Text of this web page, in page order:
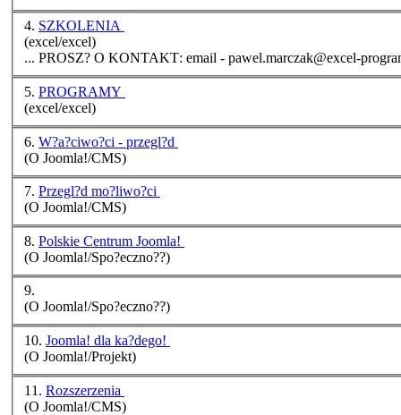
4. SZKOLENIA
(excel/excel)
... PROSZ? O KONTAKT
5. PROGRAMY
(excel/excel)
6. W?a?ciwo?ci - przegl?d
(O Joomla!/CMS)
7. Przegl?d mo?liwo?ci
(O Joomla!/CMS)
8. Polskie Centrum Joomla!
(O Joomla!/Spo?eczno??)
9.
(O Joomla!/Spo?eczno??)
10. Joomla! dla ka?dego!
(O Joomla!/Projekt)
11. Rozszerzenia
(O Joomla!/CMS)